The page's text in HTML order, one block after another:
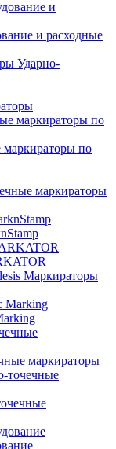
и расходные
Ударно-
маркираторы по
маркираторы
Маркираторы
маркираторы